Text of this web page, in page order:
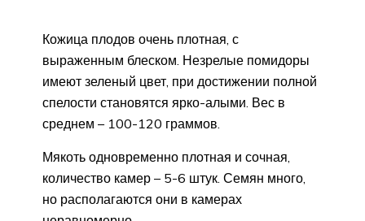
Кожица плодов очень плотная, с
выраженным блеском. Незрелые помидоры
имеют зеленый цвет, при достижении полной
спелости становятся ярко-алыми. Вес в
среднем – 100-120 граммов.
Мякоть одновременно плотная и сочная,
количество камер – 5-6 штук. Семян много,
но располагаются они в камерах